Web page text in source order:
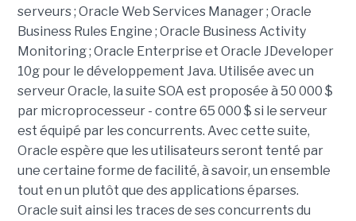
serveurs ; Oracle Web Services Manager ; Oracle
Business Rules Engine ; Oracle Business Activity
Monitoring ; Oracle Enterprise et Oracle JDeveloper
10g pour le développement Java. Utilisée avec un
serveur Oracle, la suite SOA est proposée à 50 000 $
par microprocesseur - contre 65 000 $ si le serveur
est équipé par les concurrents. Avec cette suite,
Oracle espère que les utilisateurs seront tenté par
une certaine forme de facilité, à savoir, un ensemble
tout en un plutôt que des applications éparses.
Oracle suit ainsi les traces de ses concurrents du